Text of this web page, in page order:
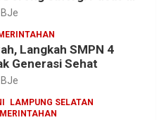
Percepat
BJe
Langkah SMPN 4
Generasi Sehat
BJe
LAMPUNG SELATAN